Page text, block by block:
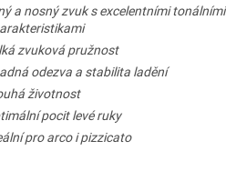
a nosný zvuk s excelentními tonálními
zvuková pružnost
odezva a stabilita ladění
životnost
pocit levé ruky
pro arco i pizzicato